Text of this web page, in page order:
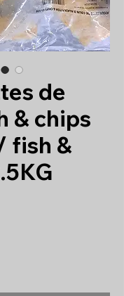
de
& chips
fish &